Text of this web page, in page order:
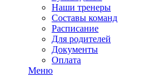
Наши тренеры
Составы команд
Расписание
Для родителей
Документы
Оплата
Меню